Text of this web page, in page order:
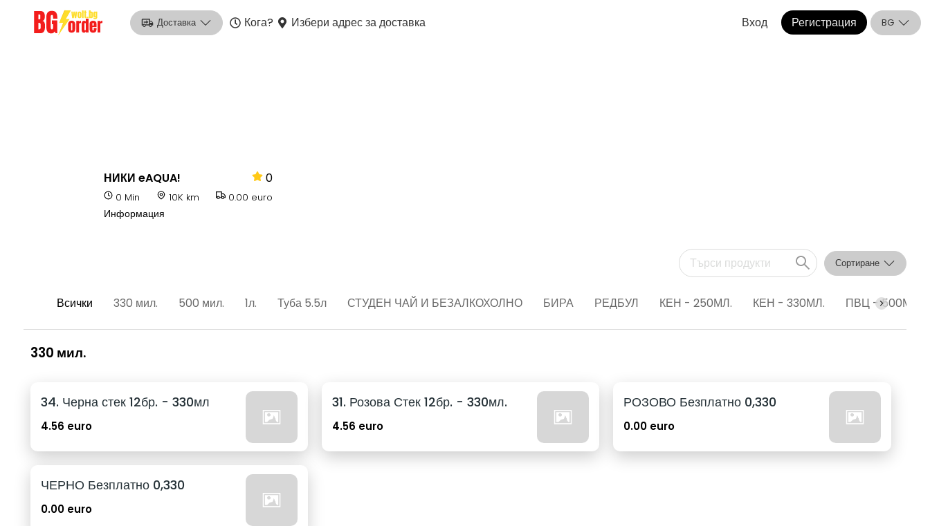
Доставка Кога? Избери адрес за доставка Вход Регистрация BG
НИКИ eAQUA! 0
0 Min 10K km 0.00 euro
Информация
Сортиране
Всички 330 мил. 500 мил. 1л. Туба 5.5л СТУДЕН ЧАЙ И БЕЗАЛКОХОЛНО БИРА РЕДБУЛ КЕН - 250МЛ. КЕН - 330МЛ. ПВЦ - 500МЛ.
330 мил.
34. Черна стек 12бр. - 330мл
4.56 euro
31. Розова Стек 12бр. - 330мл.
4.56 euro
РОЗОВО Безплатно 0,330
0.00 euro
ЧЕРНО Безплатно 0,330
0.00 euro